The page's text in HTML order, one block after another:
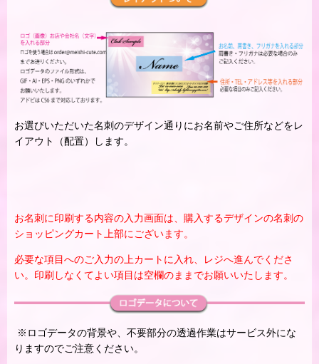
お選びいただいた名刺のデザイン通りにお名前やご住所などをレ
イアウト（配置）します。
お名刺に印刷する内容の入力画面は、購入するデザインの名刺の
ショッピングカート上部にございます。
必要な項目へのご入力の上カートに入れ、レジへ進んでくださ
い。印刷しなくてよい項目は空欄のままでお願いいたします。
※ロゴデータの背景や、不要部分の透過作業はサービス外にな
りますのでご注意ください。